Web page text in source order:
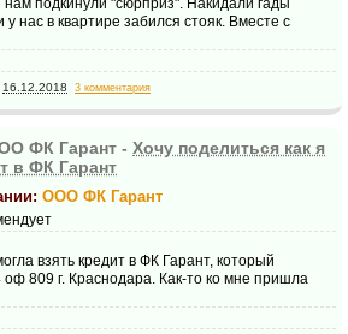
нам подкинули "сюрприз". Накидали гады
у нас в квартире забился стояк. Вместе с
16.12.2018 3 комментария
ФК Гарант - Хочу поделиться как я
в ФК Гарант
ООО ФК Гарант
взять кредит в ФК Гарант, который
оф 809 г. Краснодара. Как-то ко мне пришла